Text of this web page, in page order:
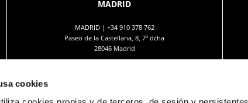
cookies
MADRID
MADRID | +34 910 378 762
Paseo de la Castellana, 8, 7º dcha
28046 Madrid